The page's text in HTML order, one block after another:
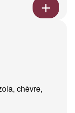
chèvre,